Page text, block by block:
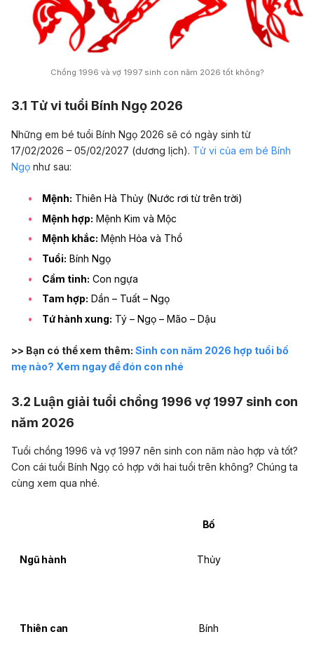
Chồng 1996 và vợ 1997 sinh con năm 2026 tốt không?
3.1 Tử vi tuổi Bính Ngọ 2026
Những em bé tuổi Bính Ngọ 2026 sẽ có ngày sinh từ
17/02/2026 – 05/02/2027 (dương lịch). Tử vi của em bé Bính
Ngọ như sau:
Mệnh: Thiên Hà Thủy (Nước rơi từ trên trời)
Mệnh hợp: Mệnh Kim và Mộc
Mệnh khắc: Mệnh Hỏa và Thổ
Tuổi: Bính Ngọ
Cầm tinh: Con ngựa
Tam hợp: Dần – Tuất – Ngọ
Tứ hành xung: Tý – Ngọ – Mão – Dậu
>> Bạn có thể xem thêm: Sinh con năm 2026 hợp tuổi bố
mẹ nào? Xem ngay để đón con nhé
3.2 Luận giải tuổi chồng 1996 vợ 1997 sinh con
năm 2026
Tuổi chồng 1996 và vợ 1997 nên sinh con năm nào hợp và tốt?
Con cái tuổi Bính Ngọ có hợp với hai tuổi trên không? Chúng ta
cùng xem qua nhé.
Bố
Ngũ hành Thủy
Thiên can Bính